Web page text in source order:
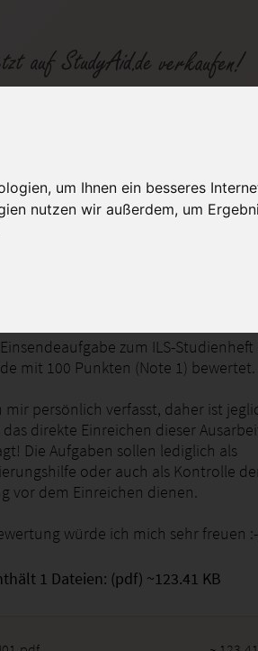
um Ihnen ein besseres
nutzen wir außerdem, um
Kategorien
zum ILS-Studienheft
mit 100 Punkten (Note 1) bewertet.
mir persönlich verfasst, daher ist
direkte Einreichen dieser
Die Aufgaben sollen lediglich als
oder auch als Kontrolle
vor dem Einreichen dienen.
würde ich mich sehr freuen
1 Dateien: (pdf) ~123.41 KB